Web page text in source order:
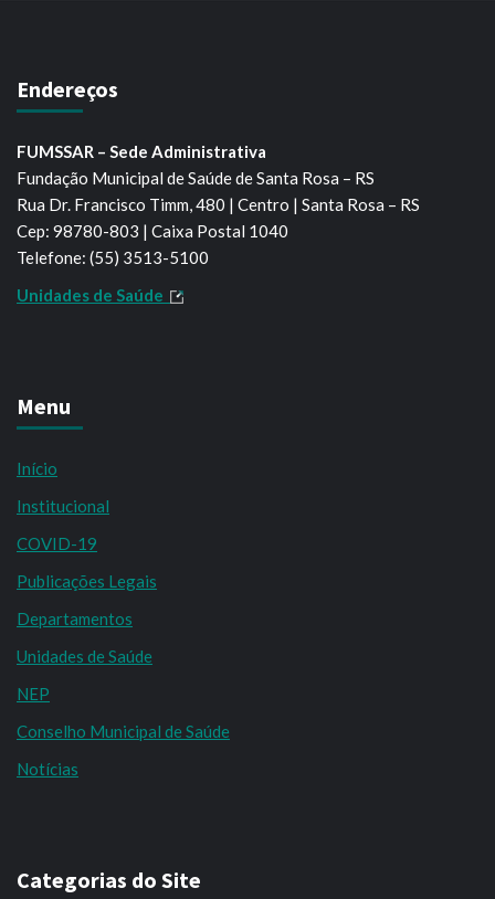
Endereços
FUMSSAR – Sede Administrativa
Fundação Municipal de Saúde de Santa Rosa – RS
Rua Dr. Francisco Timm, 480 | Centro | Santa Rosa – RS
Cep: 98780-803 | Caixa Postal 1040
Telefone: (55) 3513-5100
Unidades de Saúde
Menu
Início
Institucional
COVID-19
Publicações Legais
Departamentos
Unidades de Saúde
NEP
Conselho Municipal de Saúde
Notícias
Categorias do Site